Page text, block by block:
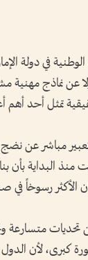
في دولة
عن نماذج
تمثل أحد أهم
مباشر عن نضج
البداية بأن
الأكثر رسوخاً في
متسارعة
كبرى، لأن الدول